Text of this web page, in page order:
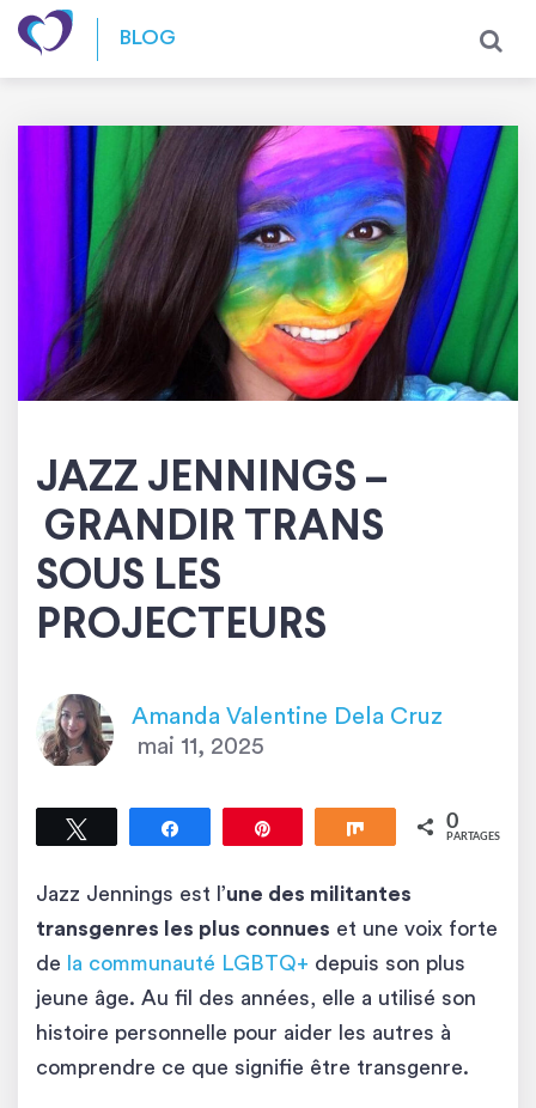
Skip to content
BLOG
JAZZ JENNINGS –
GRANDIR TRANS
SOUS LES
PROJECTEURS
Amanda Valentine Dela Cruz
mai 11, 2025
Partagez Partagez 0
PARTAGES
Jazz Jennings est l’une des militantes
transgenres les plus connues et une voix forte
de
la communauté LGBTQ+ depuis son plus
jeune âge. Au fil des années, elle a utilisé son
histoire personnelle pour aider les autres à
comprendre ce que signifie être transgenre.